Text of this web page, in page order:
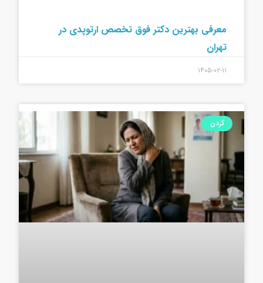
معرفی بهترین دکتر فوق تخصص ارتوپدی در
تهران
۱۴۰۵-۰۲-۱۱
گردن